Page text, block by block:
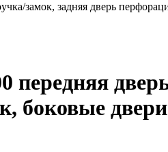
замок, задняя дверь
боковые